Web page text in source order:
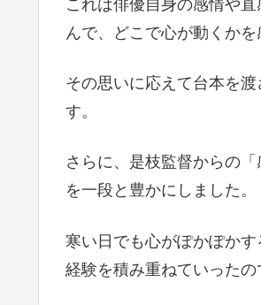
これは俳優自身の感情や
んで、どこで心が動くかを
その思いに応えて台本を
す。
さらに、是枝監督からの
を一段と豊かにしました。
寒い日でも心がぽかぽか
経験を積み重ねていったの